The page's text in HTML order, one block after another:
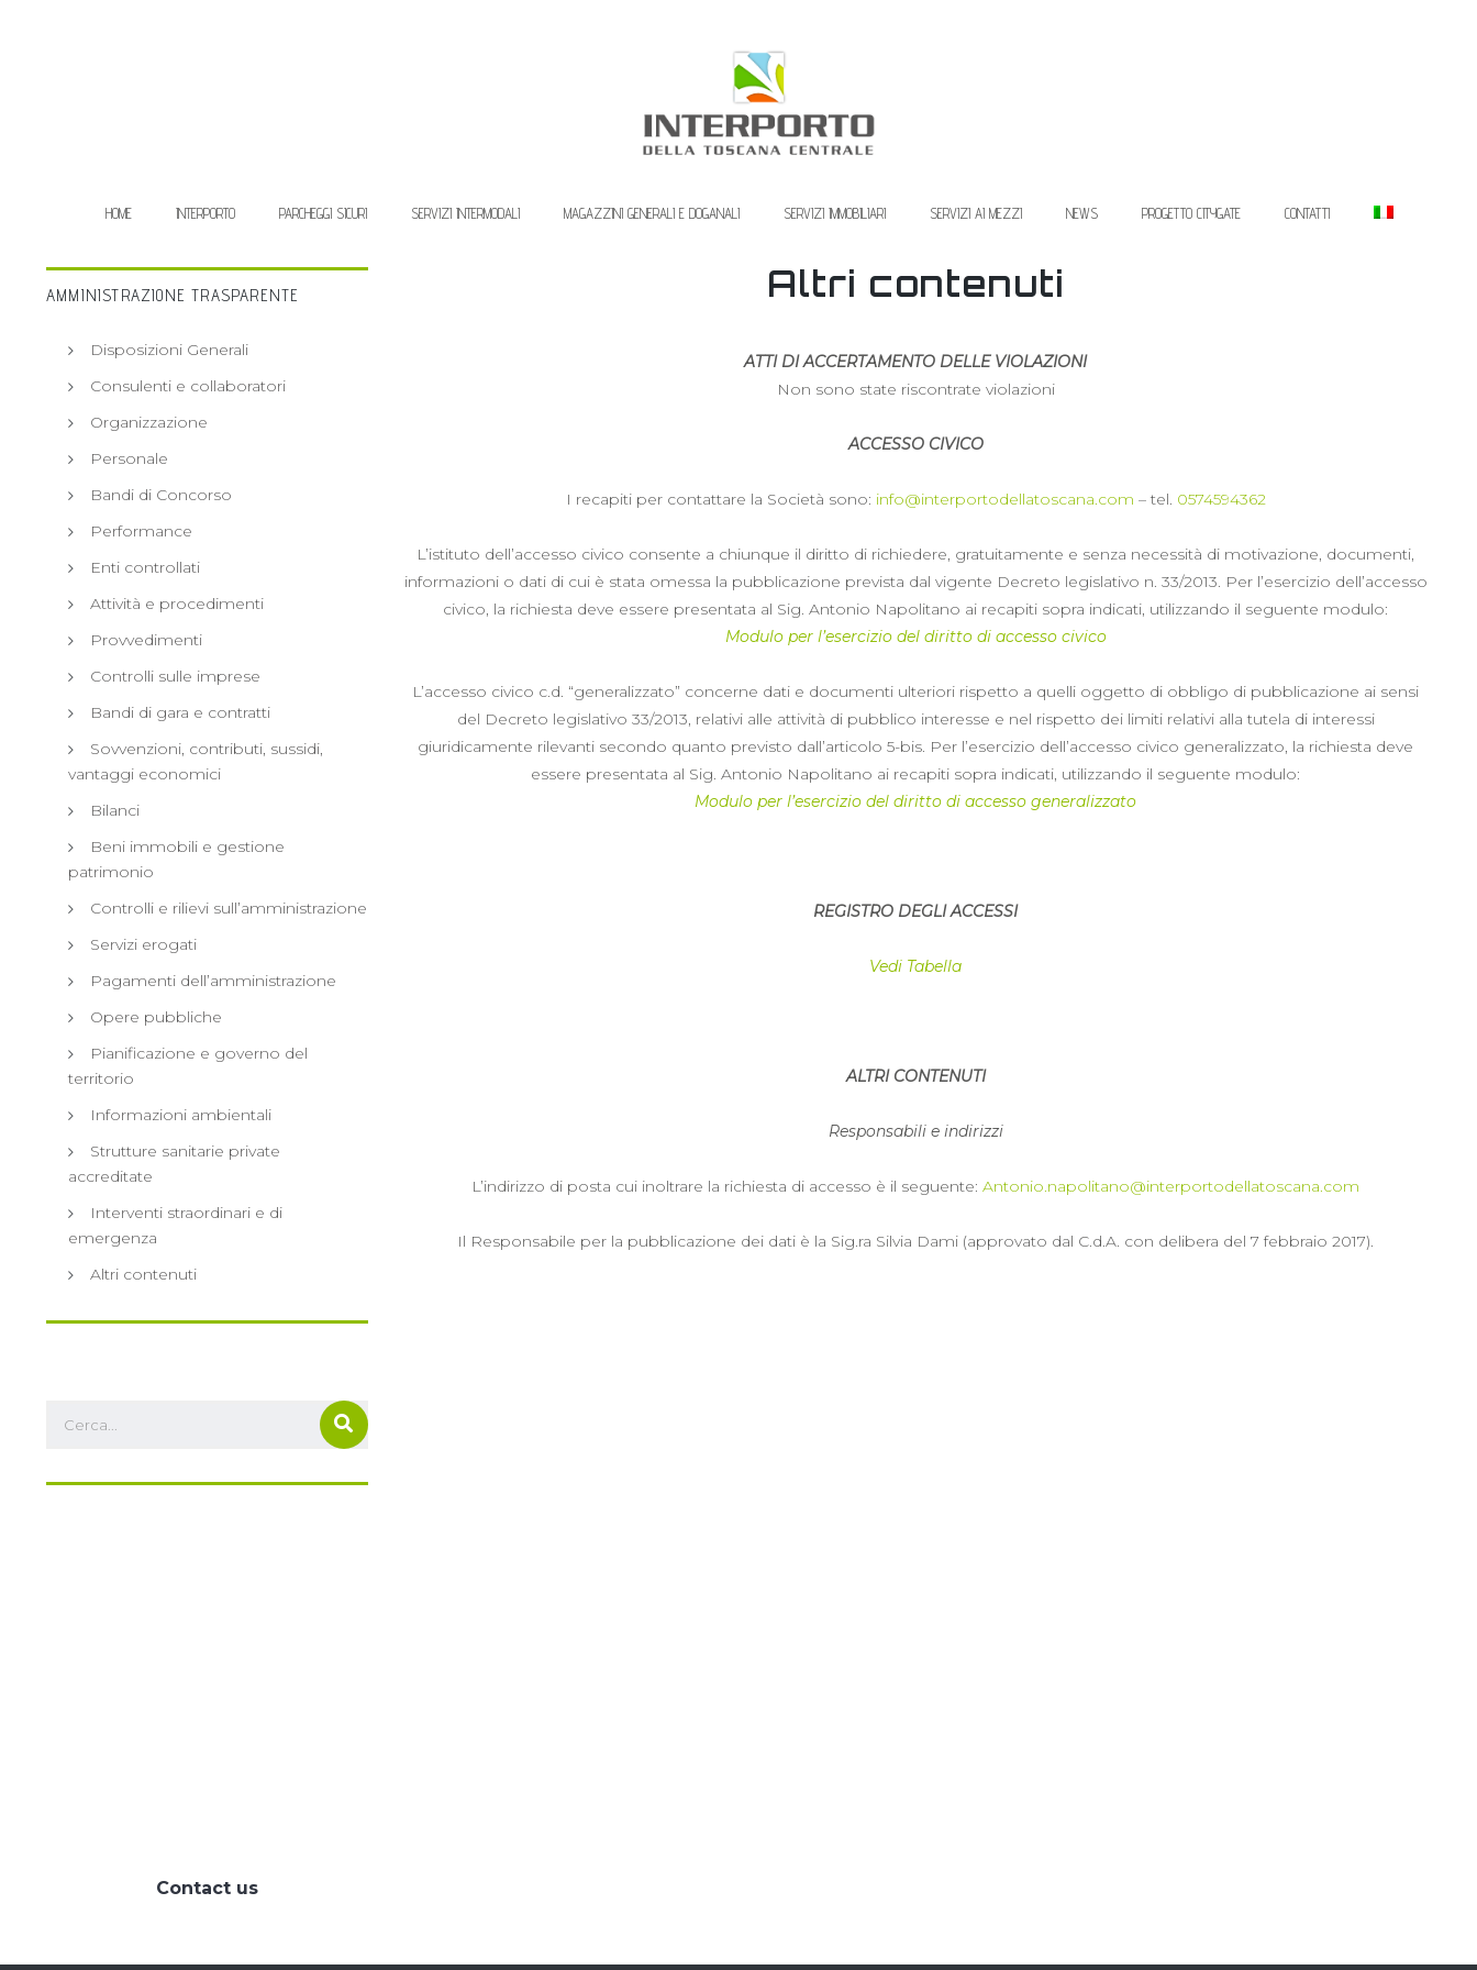
HOME INTERPORTO PARCHEGGI SICURI SERVIZI INTERMODALI MAGAZZINI GENERALI E DOGANALI SERVIZI IMMOBILIARI SERVIZI AI MEZZI NEWS PROGETTO CITYGATE CONTATTI
Altri contenuti
ATTI DI ACCERTAMENTO DELLE VIOLAZIONI
Non sono state riscontrate violazioni
ACCESSO CIVICO
I recapiti per contattare la Società sono: info@interportodellatoscana.com – tel. 0574594362
L’istituto dell’accesso civico consente a chiunque il diritto di richiedere, gratuitamente e senza necessità di motivazione, documenti,
informazioni o dati di cui è stata omessa la pubblicazione prevista dal vigente Decreto legislativo n. 33/2013. Per l’esercizio dell’accesso
civico, la richiesta deve essere presentata al Sig. Antonio Napolitano ai recapiti sopra indicati, utilizzando il seguente modulo:
Modulo per l’esercizio del diritto di accesso civico
L’accesso civico c.d. “generalizzato” concerne dati e documenti ulteriori rispetto a quelli oggetto di obbligo di pubblicazione ai sensi
del Decreto legislativo 33/2013, relativi alle attività di pubblico interesse e nel rispetto dei limiti relativi alla tutela di interessi
giuridicamente rilevanti secondo quanto previsto dall’articolo 5-bis. Per l’esercizio dell’accesso civico generalizzato, la richiesta deve
essere presentata al Sig. Antonio Napolitano ai recapiti sopra indicati, utilizzando il seguente modulo:
Modulo per l’esercizio del diritto di accesso generalizzato
REGISTRO DEGLI ACCESSI
Vedi Tabella
ALTRI CONTENUTI
Responsabili e indirizzi
L’indirizzo di posta cui inoltrare la richiesta di accesso è il seguente:Antonio.napolitano@interportodellatoscana.com
Il Responsabile per la pubblicazione dei dati è la Sig.ra Silvia Dami (approvato dal C.d.A. con delibera del 7 febbraio 2017).
AMMINISTRAZIONE TRASPARENTE
Disposizioni Generali
Consulenti e collaboratori
Organizzazione
Personale
Bandi di Concorso
Performance
Enti controllati
Attività e procedimenti
Provvedimenti
Controlli sulle imprese
Bandi di gara e contratti
Sovvenzioni, contributi, sussidi,
vantaggi economici
Bilanci
Beni immobili e gestione
patrimonio
Controlli e rilievi sull’amministrazione
Servizi erogati
Pagamenti dell’amministrazione
Opere pubbliche
Pianificazione e governo del
territorio
Informazioni ambientali
Strutture sanitarie private
accreditate
Interventi straordinari e di
emergenza
Altri contenuti
Contact us